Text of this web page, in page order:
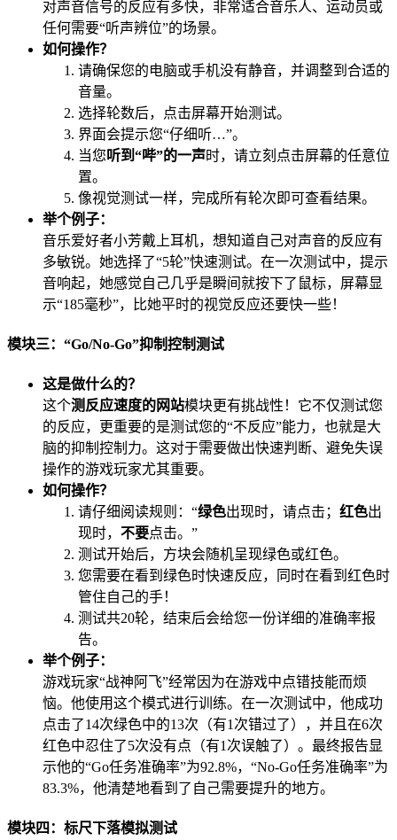
对声音信号的反应有多快，非常适合音乐人、运动员或
任何需要“听声辨位”的场景。
如何操作？
请确保您的电脑或手机没有静音，并调整到合适的
音量。
选择轮数后，点击屏幕开始测试。
界面会提示您“仔细听…”。
当您 听到“哔”的一声时，请立刻点击屏幕的任意位
置。
像视觉测试一样，完成所有轮次即可查看结果。
举个例子：
音乐爱好者小芳戴上耳机，想知道自己对声音的反应有
多敏锐。她选择了“5轮”快速测试。在一次测试中，提示
音响起，她感觉自己几乎是瞬间就按下了鼠标，屏幕显
示“185毫秒”，比她平时的视觉反应还要快一些！
模块三：“Go/No-Go”抑制控制测试
这是做什么的？
这个测反应速度的网站模块更有挑战性！它不仅测试您
的反应，更重要的是测试您的“不反应”能力，也就是大
脑的抑制控制力。这对于需要做出快速判断、避免失误
操作的游戏玩家尤其重要。
如何操作？
请仔细阅读规则：“绿色出现时，请点击； 红色出
现时， 不要点击。”
测试开始后，方块会随机呈现绿色或红色。
您需要在看到绿色时快速反应，同时在看到红色时
管住自己的手！
测试共20轮，结束后会给您一份详细的准确率报
告。
举个例子：
游戏玩家“战神阿飞”经常因为在游戏中点错技能而烦
恼。他使用这个模式进行训练。在一次测试中，他成功
点击了14次绿色中的13次（有1次错过了），并且在6次
红色中忍住了5次没有点（有1次误触了）。最终报告显
示他的“Go任务准确率”为92.8%，“No-Go任务准确率”为
83.3%，他清楚地看到了自己需要提升的地方。
模块四：标尺下落模拟测试